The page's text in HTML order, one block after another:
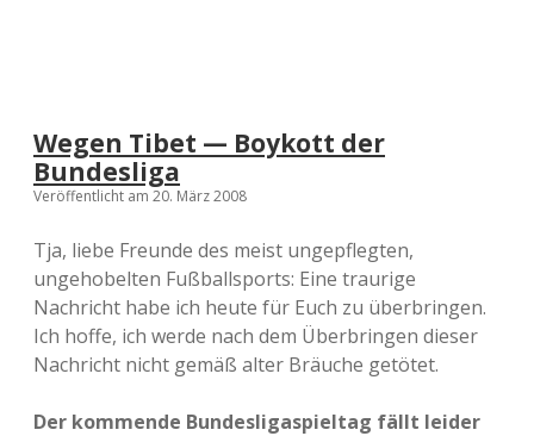
Wegen Tibet — Boykott der
Bundesliga
Veröffentlicht am 20. März 2008
Tja, liebe Freunde des meist ungepflegten,
ungehobelten Fußballsports: Eine traurige
Nachricht habe ich heute für Euch zu überbringen.
Ich hoffe, ich werde nach dem Überbringen dieser
Nachricht nicht gemäß alter Bräuche getötet.
Der kommende Bundesligaspieltag fällt leider